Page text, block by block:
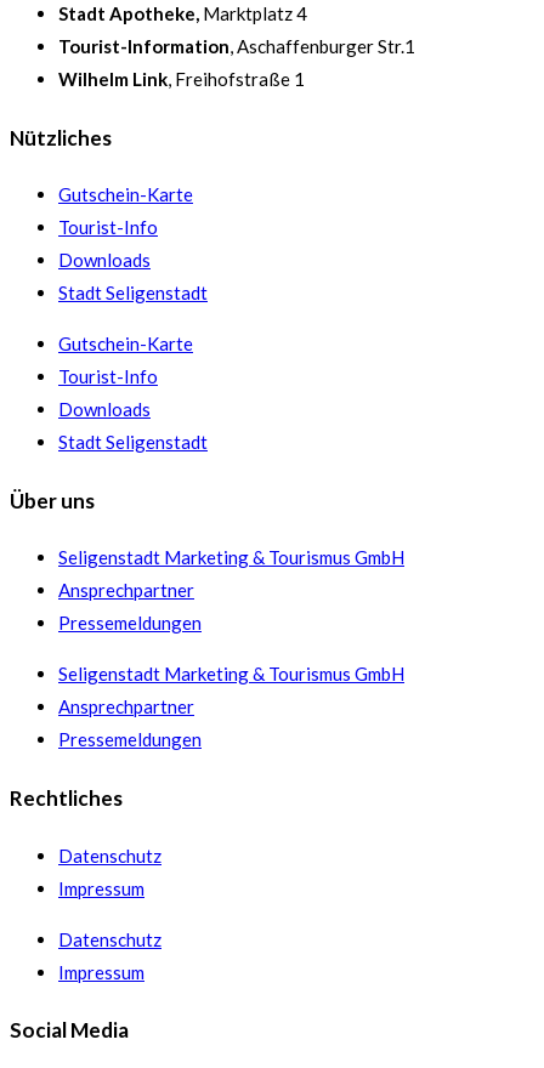
Stadt Apotheke, Marktplatz 4
Tourist-Information, Aschaffenburger Str.1
Wilhelm Link, Freihofstraße 1
Nützliches
Gutschein-Karte
Tourist-Info
Downloads
Stadt Seligenstadt
Gutschein-Karte
Tourist-Info
Downloads
Stadt Seligenstadt
Über uns
Seligenstadt Marketing & Tourismus GmbH
Ansprechpartner
Pressemeldungen
Seligenstadt Marketing & Tourismus GmbH
Ansprechpartner
Pressemeldungen
Rechtliches
Datenschutz
Impressum
Datenschutz
Impressum
Social Media